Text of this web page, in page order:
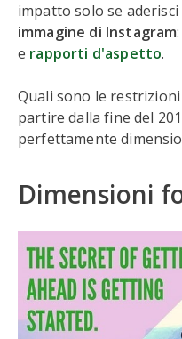
impatto solo se aderisci
immagine di Instagram:
e rapporti d'aspetto.
Quali sono le
partire dalla fine del
perfettamente
Dimensioni